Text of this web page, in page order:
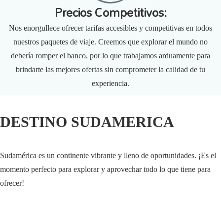
Precios Competitivos:
Nos enorgullece ofrecer tarifas accesibles y competitivas en todos
nuestros paquetes de viaje. Creemos que explorar el mundo no
debería romper el banco, por lo que trabajamos arduamente para
brindarte las mejores ofertas sin comprometer la calidad de tu
experiencia.
DESTINO SUDAMERICA
Sudamérica es un continente vibrante y lleno de oportunidades. ¡Es el
momento perfecto para explorar y aprovechar todo lo que tiene para
ofrecer!